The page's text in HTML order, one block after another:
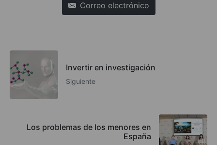
Correo electrónico
Invertir en investigación
Siguiente
Los problemas de los menores en
España